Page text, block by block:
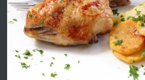
ПРЕДЛАГА Давам гараж
№4120